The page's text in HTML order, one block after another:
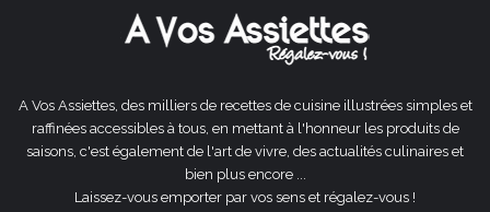
A Vos Assiettes, des milliers de recettes de cuisine illustrées simples et
raffinées accessibles à tous, en mettant à l'honneur les produits de
saisons, c'est également de l'art de vivre, des actualités culinaires et
bien plus encore ...
Laissez-vous emporter par vos sens et régalez-vous !